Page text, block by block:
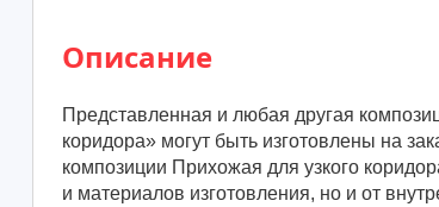
Описание
Представленная и любая другая
коридора» могут быть изготовлены на
композиции Прихожая для узкого
и материалов изготовления, но и от